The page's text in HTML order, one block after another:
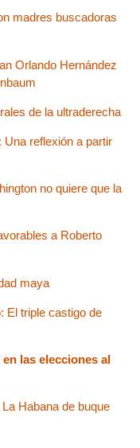
madres buscadoras
Orlando Hernández
de la ultraderecha
reflexión a partir
no quiere que la
a Roberto
maya
El triple castigo de
las elecciones al
Habana de buque